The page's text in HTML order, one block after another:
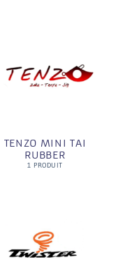
TENZO MINI TAI
RUBBER
1 PRODUIT